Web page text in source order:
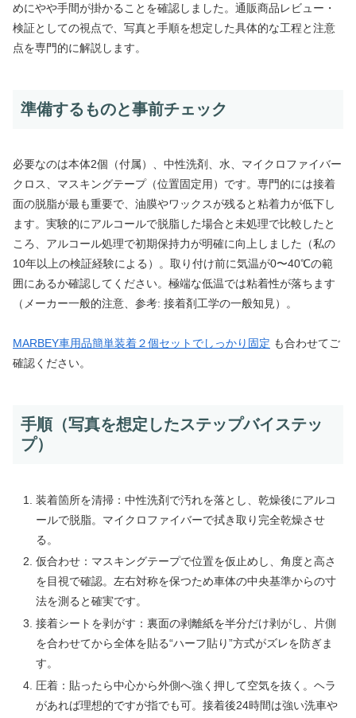
めにやや手間が掛かることを確認しました。通販商品レビュー・
検証としての視点で、写真と手順を想定した具体的な工程と注意
点を専門的に解説します。
準備するものと事前チェック
必要なのは本体2個（付属）、中性洗剤、水、マイクロファイバー
クロス、マスキングテープ（位置固定用）です。専門的には接着
面の脱脂が最も重要で、油膜やワックスが残ると粘着力が低下し
ます。実験的にアルコールで脱脂した場合と未処理で比較したと
ころ、アルコール処理で初期保持力が明確に向上しました（私の
10年以上の検証経験による）。取り付け前に気温が0〜40℃の範
囲にあるか確認してください。極端な低温では粘着性が落ちます
（メーカー一般的注意、参考: 接着剤工学の一般知見）。
MARBEY車用品簡単装着２個セットでしっかり固定 も合わせてご
確認ください。
手順（写真を想定したステップバイステッ
プ）
装着箇所を清掃：中性洗剤で汚れを落とし、乾燥後にアルコ
ールで脱脂。マイクロファイバーで拭き取り完全乾燥させ
る。
仮合わせ：マスキングテープで位置を仮止めし、角度と高さ
を目視で確認。左右対称を保つため車体の中央基準からの寸
法を測ると確実です。
接着シートを剥がす：裏面の剥離紙を半分だけ剥がし、片側
を合わせてから全体を貼る“ハーフ貼り”方式がズレを防ぎま
す。
圧着：貼ったら中心から外側へ強く押して空気を抜く。ヘラ
があれば理想的ですが指でも可。接着後24時間は強い洗車や